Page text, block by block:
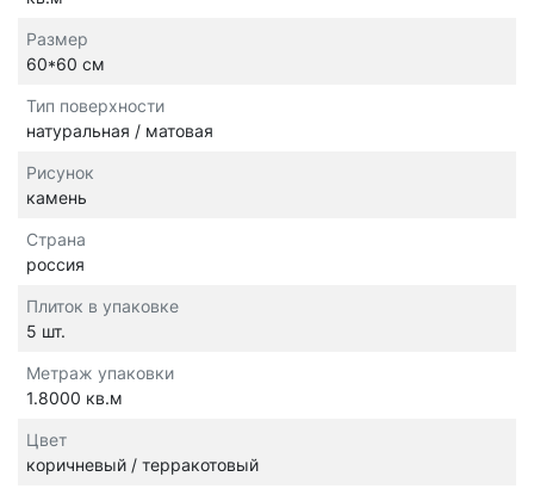
Размер
60*60 см
Тип поверхности
натуральная / матовая
Рисунок
камень
Страна
россия
Плиток в упаковке
5 шт.
Метраж упаковки
1.8000 кв.м
Цвет
коричневый / терракотовый